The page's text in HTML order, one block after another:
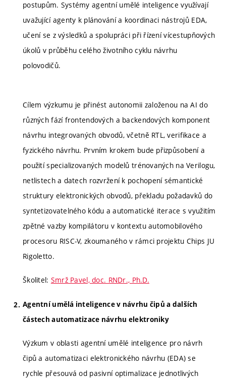
postupům. Systémy agentní umělé inteligence využívají
uvažující agenty k plánování a koordinaci nástrojů EDA,
učení se z výsledků a spolupráci při řízení vícestupňových
úkolů v průběhu celého životního cyklu návrhu
polovodičů.
Cílem výzkumu je přinést autonomii založenou na AI do
různých fází frontendových a backendových komponent
návrhu integrovaných obvodů, včetně RTL, verifikace a
fyzického návrhu. Prvním krokem bude přizpůsobení a
použití specializovaných modelů trénovaných na Verilogu,
netlistech a datech rozvržení k pochopení sémantické
struktury elektronických obvodů, překladu požadavků do
syntetizovatelného kódu a automatické iterace s využitím
zpětné vazby kompilátoru v kontextu automobilového
procesoru RISC-V, zkoumaného v rámci projektu Chips JU
Rigoletto.
Školitel: Smrž Pavel, doc. RNDr., Ph.D.
Agentní umělá inteligence v návrhu čipů a dalších
částech automatizace návrhu elektroniky
Výzkum v oblasti agentní umělé inteligence pro návrh
čipů a automatizaci elektronického návrhu (EDA) se
rychle přesouvá od pasivní optimalizace jednotlivých